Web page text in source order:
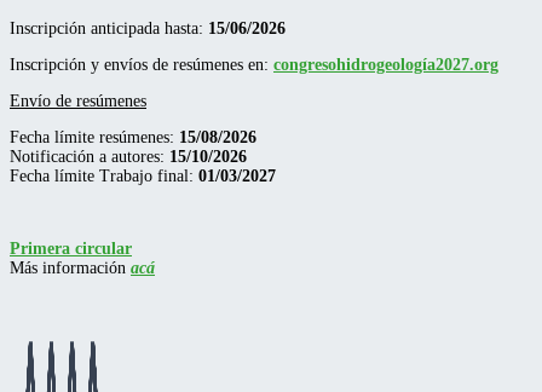
Inscripción anticipada hasta: 15/06/2026
Inscripción y envíos de resúmenes en: congresohidrogeología2027.org
Envío de resúmenes
Fecha límite resúmenes: 15/08/2026
Notificación a autores: 15/10/2026
Fecha límite Trabajo final: 01/03/2027
Primera circular
Más información acá